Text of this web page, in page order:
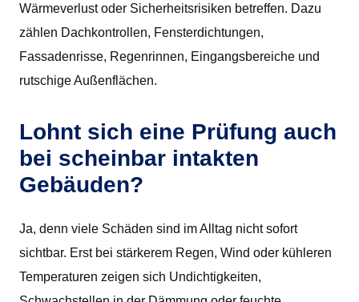
Wärmeverlust oder Sicherheitsrisiken betreffen. Dazu
zählen Dachkontrollen, Fensterdichtungen,
Fassadenrisse, Regenrinnen, Eingangsbereiche und
rutschige Außenflächen.
Lohnt sich eine Prüfung auch
bei scheinbar intakten
Gebäuden?
Ja, denn viele Schäden sind im Alltag nicht sofort
sichtbar. Erst bei stärkerem Regen, Wind oder kühleren
Temperaturen zeigen sich Undichtigkeiten,